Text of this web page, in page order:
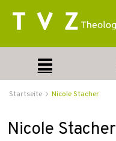
Startseite Nicole Stacher
Nicole Stacher